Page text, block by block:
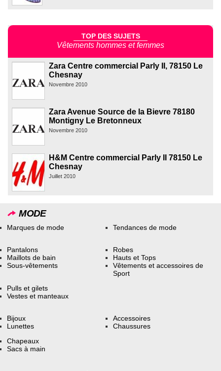
TOP DES SUJETS
Vêtements hommes et femmes
Zara Centre commercial Parly II, 78150 Le
Chesnay
Novembre 2010
Zara Avenue Source de la Bievre 78180
Montigny Le Bretonneux
Novembre 2010
H&M Centre commercial Parly II 78150 Le
Chesnay
Juillet 2010
MODE
Marques de mode Tendances de mode
Pantalons
Maillots de bain
Sous-vêtements
Robes
Hauts et Tops
Vêtements et accessoires de
Sport
Pulls et gilets
Vestes et manteaux
Bijoux
Lunettes
Accessoires
Chaussures
Chapeaux
Sacs à main